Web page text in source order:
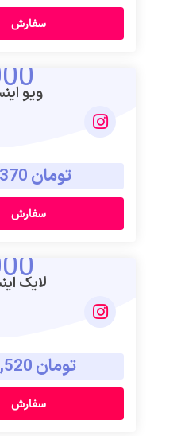
سفارش
ویو
تومان 3,370
سفارش
لایک
تومان 60,520
سفارش